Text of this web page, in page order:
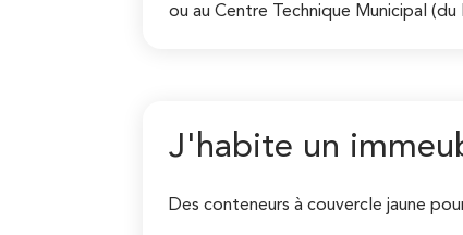
ou au Centre Technique Municipal
J'habite un
Des conteneurs à couvercle jaune